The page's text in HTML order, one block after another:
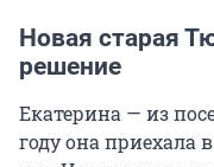
Новая старая
решение
Екатерина — из
году она приехала